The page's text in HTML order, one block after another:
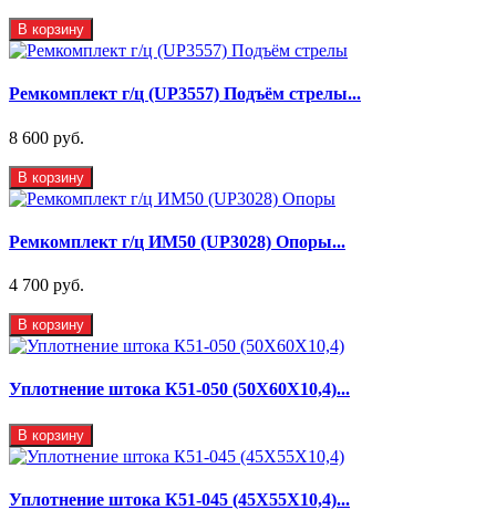
В корзину
Ремкомплект г/ц (UP3557) Подъём стрелы...
8 600 руб.
В корзину
Ремкомплект г/ц ИМ50 (UP3028) Опоры...
4 700 руб.
В корзину
Уплотнение штока К51-050 (50Х60Х10,4)...
В корзину
Уплотнение штока К51-045 (45Х55Х10,4)...